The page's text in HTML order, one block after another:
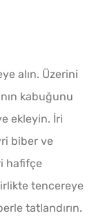
alın. Üzerini
kabuğunu
ekleyin. İri
biber ve
hafifçe
tencereye
tatlandırın.